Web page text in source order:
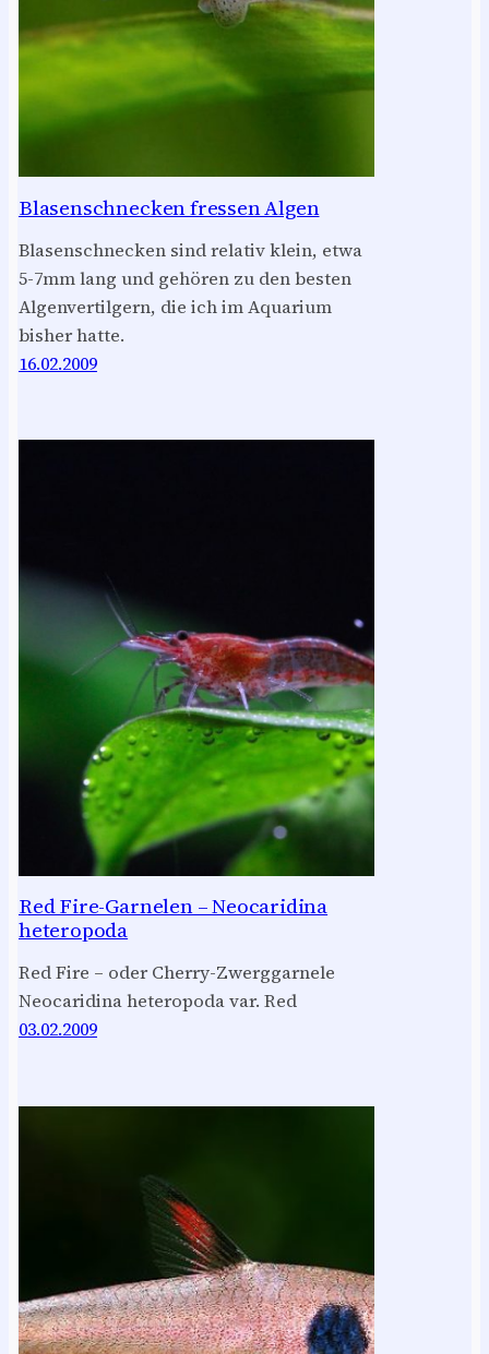
Blasenschnecken fressen Algen
Blasenschnecken sind relativ klein, etwa
5-7mm lang und gehören zu den besten
Algenvertilgern, die ich im Aquarium
bisher hatte.
16.02.2009
Red Fire-Garnelen – Neocaridina
heteropoda
Red Fire – oder Cherry-Zwerggarnele
Neocaridina heteropoda var. Red
03.02.2009